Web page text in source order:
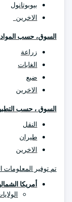
بيوبوتانول
الاخرين
السوق، حسب المواد
زراعة
الغابات
ضيع
الاخرين
السوق ، حسب
النقل
طيران
الاخرين
تم توفير المعلومات
أمريكا